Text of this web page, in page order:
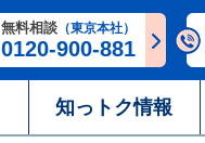
無料相談 （東京本社）
0120-900-881
知っトク情報